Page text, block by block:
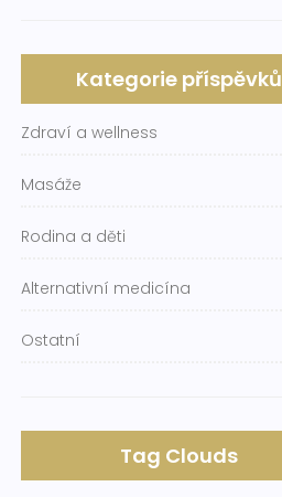
Kategorie příspěvků
Zdraví a wellness
Masáže
Rodina a děti
Alternativní medicína
Ostatní
Tag Clouds